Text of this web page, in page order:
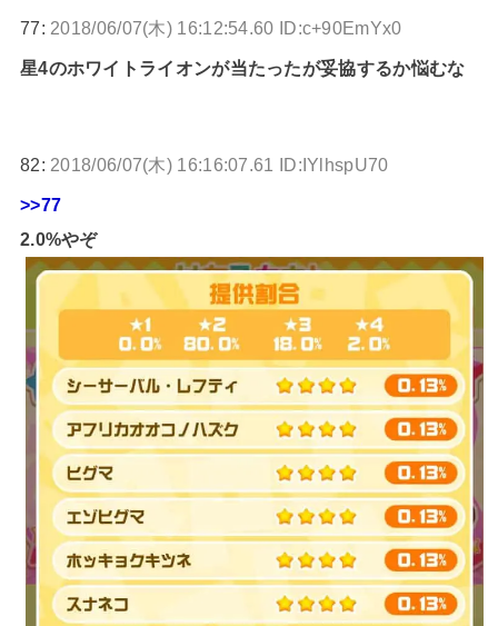
77: 2018/06/07(木) 16:12:54.60 ID:c+90EmYx0
星4のホワイトライオンが当たったが妥協するか悩むな
82: 2018/06/07(木) 16:16:07.61 ID:IYlhspU70
>>77
2.0%やぞ